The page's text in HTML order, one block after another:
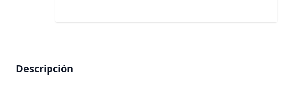
Descripción